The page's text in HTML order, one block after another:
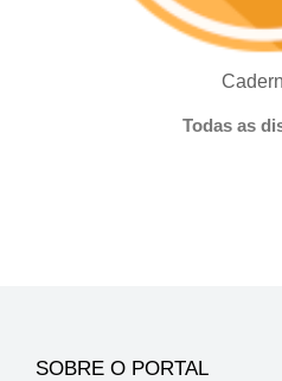
Todas as
SOBRE O PORTAL